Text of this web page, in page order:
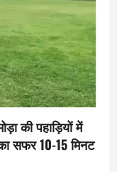
की पहाड़ियों में
सफर 10-15 मिनट